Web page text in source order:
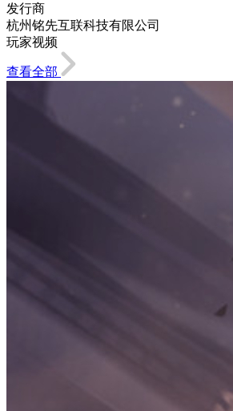
发行商
杭州铭先互联科技有限公司
玩家视频
查看全部